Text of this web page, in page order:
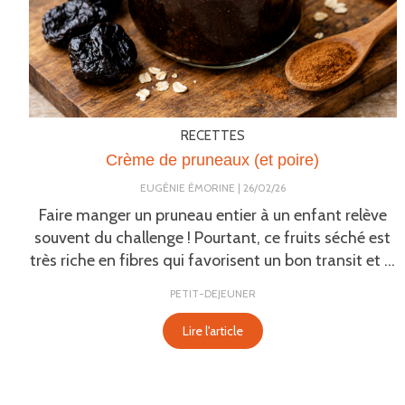
RECETTES
Crème de pruneaux (et poire)
EUGÉNIE ÉMORINE 26/02/26
Faire manger un pruneau entier à un enfant relève
souvent du challenge ! Pourtant, ce fruits séché est
très riche en fibres qui favorisent un bon transit et ...
PETIT-DEJEUNER
Lire l'article